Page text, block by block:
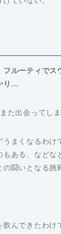
フルーティでス
り…
た出会ってしま
まくなるわけ
もある、などな
の闘いとなる
飲んできたわけ